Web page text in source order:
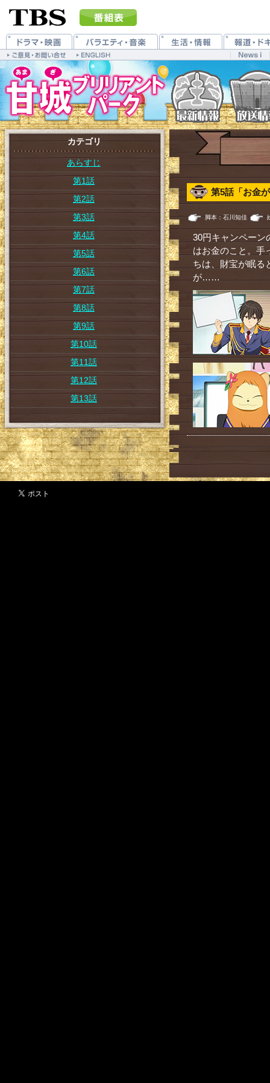
カテゴリ
あらすじ
第1話
第2話
第3話
第4話
第5話
第6話
第7話
第8話
第9話
第10話
第11話
第12話
第13話
第5話「お金
脚本：石川知佳
30円キャンペーン
はお金のこと。手
ちは、財宝が眠る
が……